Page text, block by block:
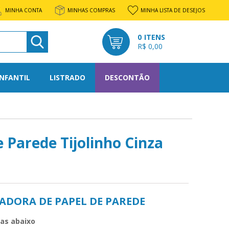
MINHA CONTA MINHAS COMPRAS MINHA LISTA DE DESEJOS
0
R$ 0,00
LISTRADO DESCONTÃO
Parede Tijolinho Cinza
DE PAPEL DE PAREDE
abaixo